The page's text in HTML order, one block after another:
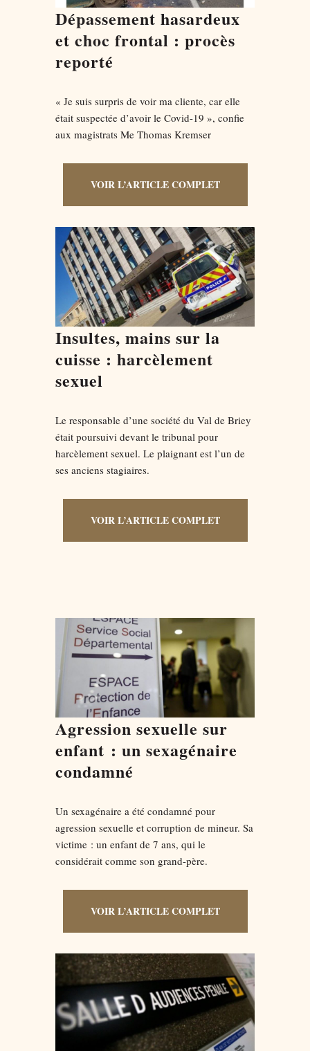
Dépassement hasardeux
et choc frontal : procès
reporté
« Je suis surpris de voir ma cliente, car elle
était suspectée d’avoir le Covid-19 », confie
aux magistrats Me Thomas Kremser
VOIR L’ARTICLE COMPLET
Insultes, mains sur la
cuisse : harcèlement
sexuel
Le responsable d’une société du Val de Briey
était poursuivi devant le tribunal pour
harcèlement sexuel. Le plaignant est l’un de
ses anciens stagiaires.
VOIR L’ARTICLE COMPLET
Agression sexuelle sur
enfant : un sexagénaire
condamné
Un sexagénaire a été condamné pour
agression sexuelle et corruption de mineur. Sa
victime : un enfant de 7 ans, qui le
considérait comme son grand-père.
VOIR L’ARTICLE COMPLET